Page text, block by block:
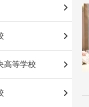
高等学校